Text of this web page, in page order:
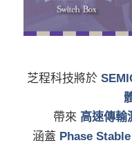
芝程科技將於
帶來 高速傳輸
涵蓋 Phase